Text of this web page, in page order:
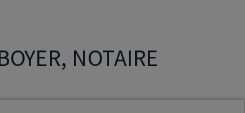
NOTAIRE